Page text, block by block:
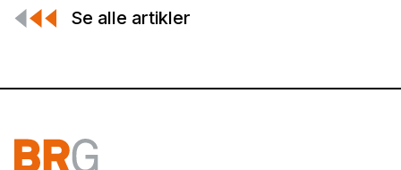
Se alle artikler